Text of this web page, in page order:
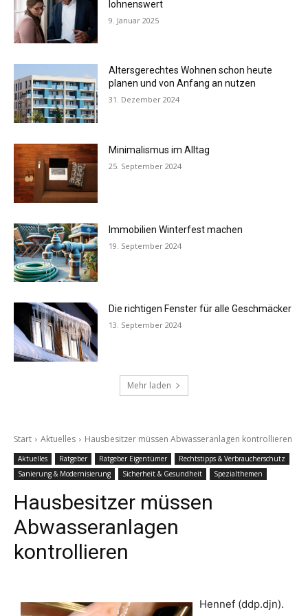
lohnenswert
9. Januar 2025
Altersgerechtes Wohnen schon heute
planen und von Anfang an nutzen
31. Dezember 2024
Minimalismus im Alltag
25. September 2024
Immobilien Winterfest machen
19. September 2024
Die richtigen Fenster für alle Geschmäcker
13. September 2024
Mehr laden